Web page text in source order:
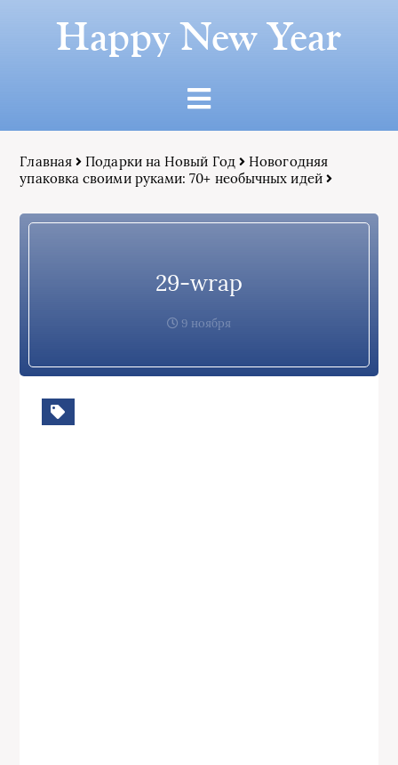
Happy New Year
Главная Подарки на Новый Год
Новогодняя
упаковка своими руками: 70+ необычных идей
29-wrap
9 ноября